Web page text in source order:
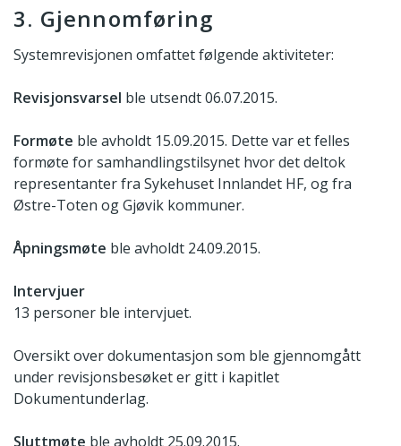
3. Gjennomføring
Systemrevisjonen omfattet følgende aktiviteter:
Revisjonsvarsel ble utsendt 06.07.2015.
Formøte ble avholdt 15.09.2015. Dette var et felles
formøte for samhandlingstilsynet hvor det deltok
representanter fra Sykehuset Innlandet HF, og fra
Østre-Toten og Gjøvik kommuner.
Åpningsmøte ble avholdt 24.09.2015.
Intervjuer
13 personer ble intervjuet.
Oversikt over dokumentasjon som ble gjennomgått
under revisjonsbesøket er gitt i kapitlet
Dokumentunderlag.
Sluttmøte ble avholdt 25.09.2015.